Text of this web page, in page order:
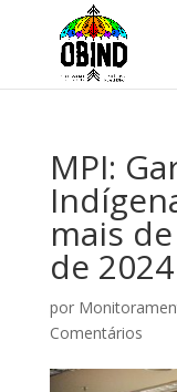
MPI:
mais
de 2024
por
Comentários